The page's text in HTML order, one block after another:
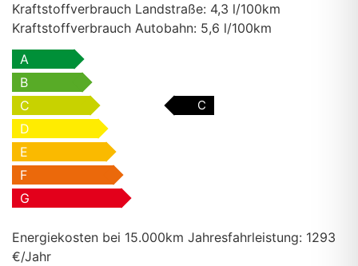
Kraftstoffverbrauch Landstraße: 4,3 l/100km
Kraftstoffverbrauch Autobahn: 5,6 l/100km
A
B
C
C
D
E
F
G
Energiekosten bei 15.000km Jahresfahrleistung: 1293
€/Jahr